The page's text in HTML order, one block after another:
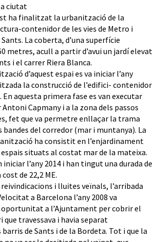
ciutat
ha finalitzat la urbanització de la
contenidor de les vies de Metro i
La coberta, d’una superfície
metres, acull a partir d’avui un jardí elevat
i el carrer Riera Blanca.
d’aquest espai es va iniciar l’any
la construcció de l’edifici- contenidor
En aquesta primera fase es van executar
Capmany i a la zona dels passos
fet que va permetre enllaçar la trama
bandes del corredor (mar i muntanya). La
ha consistit en l’enjardinament
situats al costat mar de la mateixa.
l’any 2014 i han tingut una durada de
de 22,2 ME.
reivindicacions i lluites veïnals, l’arribada
a Barcelona l’any 2008 va
a l’Ajuntament per cobrir el
travessava i havia separat
de Sants i de la Bordeta. Tot i que la